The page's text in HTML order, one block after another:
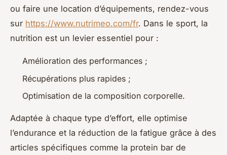
ou faire une location d’équipements, rendez-vous
sur https://www.nutrimeo.com/fr. Dans le sport, la
nutrition est un levier essentiel pour :
Amélioration des performances ;
Récupérations plus rapides ;
Optimisation de la composition corporelle.
Adaptée à chaque type d’effort, elle optimise
l’endurance et la réduction de la fatigue grâce à des
articles spécifiques comme la protein bar de